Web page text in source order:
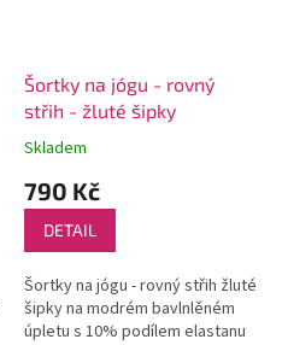
Šortky na jógu - rovný
střih - žluté šipky
Skladem
790 Kč
DETAIL
Šortky na jógu - rovný střih žluté
šipky na modrém bavlnlěném
úpletu s 10% podílem elastanu